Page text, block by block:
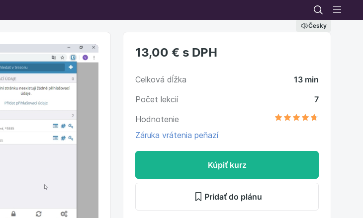
Česky
13,00 € s DPH
Celková dĺžka
13 min
Počet lekcií
7
Hodnotenie
Záruka vrátenia peňazí
Kúpiť kurz
Pridať do plánu